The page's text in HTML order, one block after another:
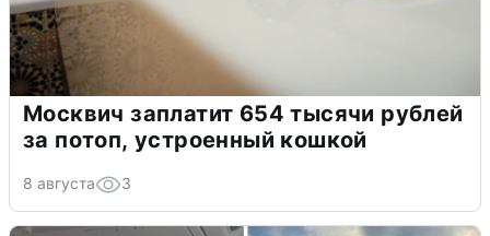
Москвич заплатит 654 тысячи рублей
за потоп, устроенный кошкой
8 августа 3